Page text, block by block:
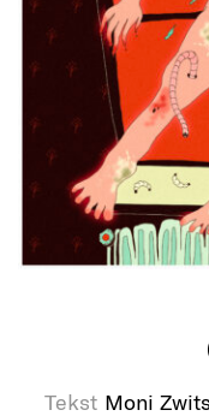
Tekst Moni